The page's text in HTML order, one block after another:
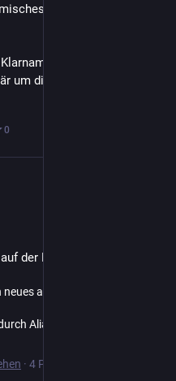
damit ich auch alle
mehr und ist 6
um die Länge ging. {Insert
0
der Hut vor
anlegen
Alias ersetzen
· 4 Personen